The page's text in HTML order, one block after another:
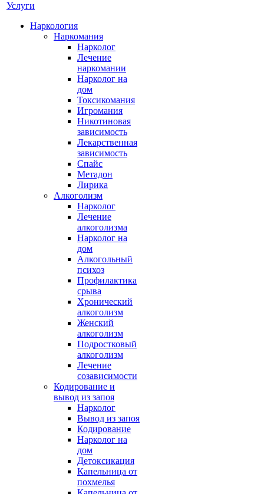
Услуги
Наркология
Наркомания
Нарколог
Лечение
наркомании
Нарколог на
дом
Токсикомания
Игромания
Никотиновая
зависимость
Лекарственная
зависимость
Спайс
Метадон
Лирика
Алкоголизм
Нарколог
Лечение
алкоголизма
Нарколог на
дом
Алкогольный
психоз
Профилактика
срыва
Хронический
алкоголизм
Женский
алкоголизм
Подростковый
алкоголизм
Лечение
созависимости
Кодирование и
вывод из запоя
Нарколог
Вывод из запоя
Кодирование
Нарколог на
дом
Детоксикация
Капельница от
похмелья